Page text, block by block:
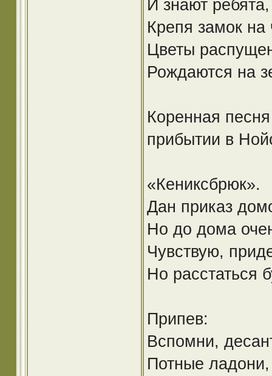
И знают
Крепя замок на
Цветы
Рождаются на
Коренная
прибытии в
«Кениксбрюк».
Дан приказ
Но до дома
Чувствую,
Но расстаться
Припев:
Вспомни,
Потные ладони,